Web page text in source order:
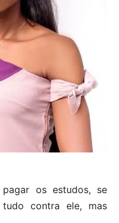
os estudos, se
contra ele, mas